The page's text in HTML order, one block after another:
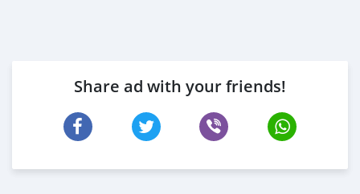
Share ad with your friends!